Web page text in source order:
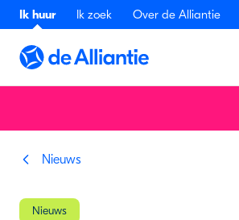
Ik huur Ik zoek Over de Alliantie
Nieuws
Nieuws